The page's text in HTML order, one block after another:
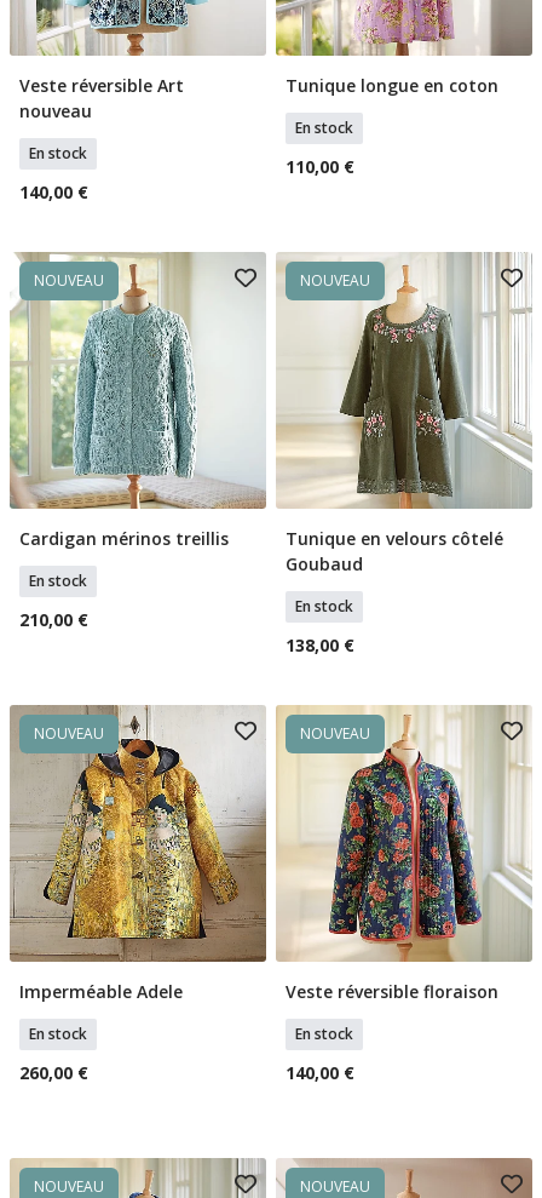
Sélectionner Tailles
Veste réversible Art
nouveau
En stock
140,00 €
Sélectionner Tailles
Tunique longue en coton
En stock
110,00 €
NOUVEAU
Sélectionner Tailles
Cardigan mérinos treillis
En stock
210,00 €
NOUVEAU
Sélectionner Tailles
Tunique en velours côtelé
Goubaud
En stock
138,00 €
NOUVEAU
Sélectionner Tailles
Imperméable Adele
En stock
260,00 €
NOUVEAU
Sélectionner Tailles
Veste réversible floraison
En stock
140,00 €
NOUVEAU NOUVEAU